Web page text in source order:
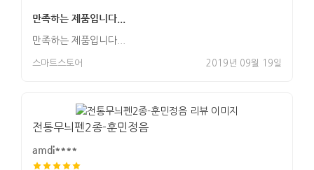
만족하는 제품입니다...
만족하는 제품입니다...
스마트스토어 2019년 09월 19일
전통무늬펜2종-훈민정음
amdi****